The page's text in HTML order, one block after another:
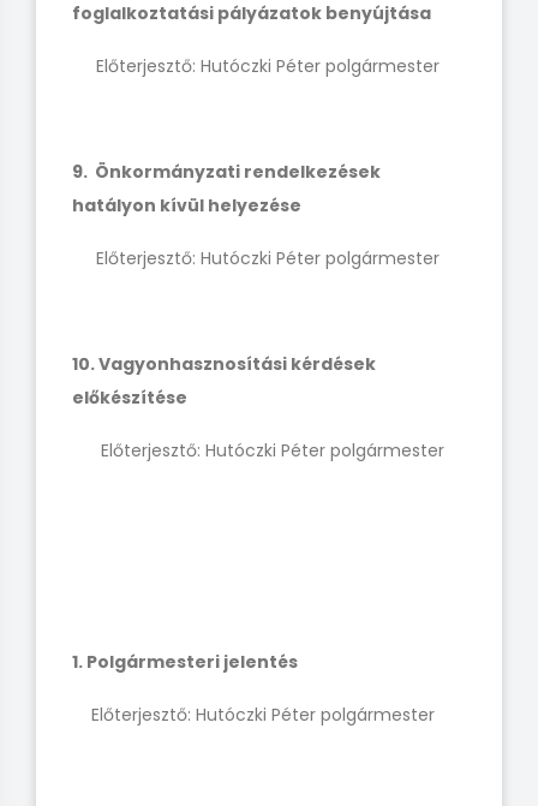
foglalkoztatási pályázatok benyújtása
Előterjesztő: Hutóczki Péter polgármester
9. Önkormányzati rendelkezések
hatályon kívül helyezése
Előterjesztő: Hutóczki Péter polgármester
10. Vagyonhasznosítási kérdések
előkészítése
Előterjesztő: Hutóczki Péter polgármester
1. Polgármesteri jelentés
Előterjesztő: Hutóczki Péter polgármester